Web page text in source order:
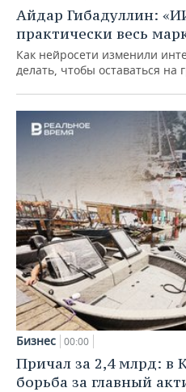
Айдар Гибадуллин:
практически весь
Как нейросети изменили
делать, чтобы оставаться на
Бизнес 00:00
Причал за 2,4 млрд: в
борьба за главный